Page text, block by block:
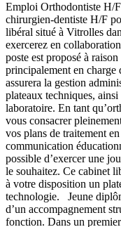
Emploi Orthodontiste H/
chirurgien-dentiste H/F
libéral situé à Vitrolles
exercerez en
poste est proposé à
principalement en charge
assurera la gestion
plateaux techniques,
laboratoire. En tant
vous consacrer
vos plans de traitement
communication
possible d’exercer une
le souhaitez. Ce cabinet
à votre disposition un
technologie. Jeune
d’un accompagnement
fonction. Dans un